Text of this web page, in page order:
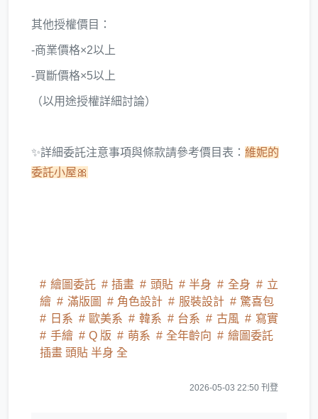
其他授權價目：
-商業價格×2以上
-買斷價格×5以上
（以用途授權詳細討論）
✨詳細委託注意事項與條款請參考價目表： 維妮的
委託小屋🎀
繪圖委託 插畫 頭貼 半身 全身
立
繪
滿版圖 角色設計 服裝設計
驚喜包
日系
歐美系 韓系 台系 古風
寫實
手繪
Q 版 萌系 全年齡向
繪圖委託
插畫 頭貼 半身 全
2026-05-03 22:50 刊登